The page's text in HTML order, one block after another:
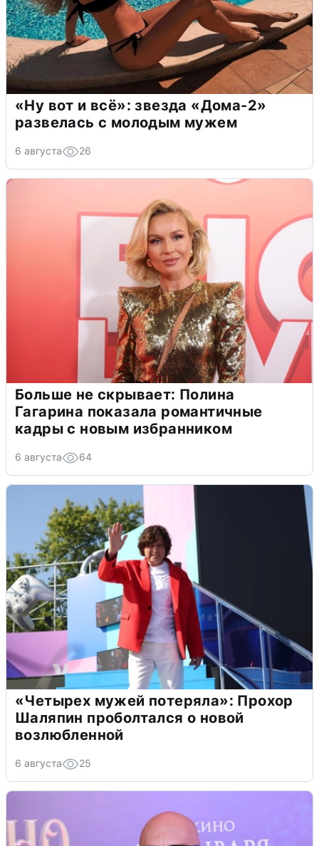
«Ну вот и всё»: звезда «Дома-2»
развелась с молодым мужем
6 августа 26
Больше не скрывает: Полина
Гагарина показала романтичные
кадры с новым избранником
6 августа 64
«Четырех мужей потеряла»: Прохор
Шаляпин проболтался о новой
возлюбленной
6 августа 25